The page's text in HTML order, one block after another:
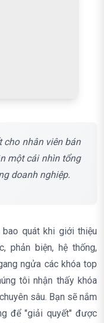
nhân viên bán
một cái nhìn tổng
doanh nghiệp.
quát khi giới thiệu
phản biện, hệ thống,
ngửa các khóa top
tôi nhận thấy khóa
sâu. Bạn sẽ nắm
để "giải quyết" được